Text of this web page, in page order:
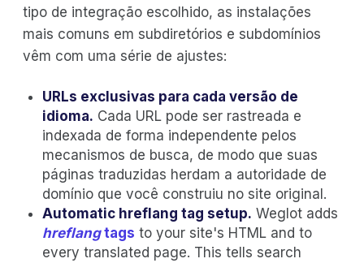
tipo de integração escolhido, as instalações
mais comuns em subdiretórios e subdomínios
vêm com uma série de ajustes:
URLs exclusivas para cada versão de
idioma. Cada URL pode ser rastreada e
indexada de forma independente pelos
mecanismos de busca, de modo que suas
páginas traduzidas herdam a autoridade de
domínio que você construiu no site original.
Automatic hreflang tag setup. Weglot adds
hreflangtags to your site's HTML and to
every translated page. This tells search